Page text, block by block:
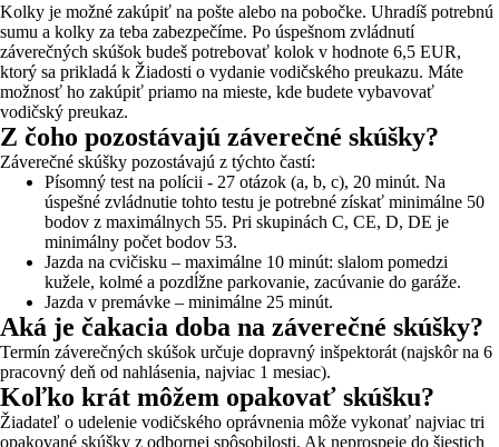
Kolky je možné zakúpiť na pošte alebo na pobočke. Uhradíš potrebnú
sumu a kolky za teba zabezpečíme. Po úspešnom zvládnutí
záverečných skúšok budeš potrebovať kolok v hodnote 6,5 EUR,
ktorý sa prikladá k Žiadosti o vydanie vodičského preukazu. Máte
možnosť ho zakúpiť priamo na mieste, kde budete vybavovať
vodičský preukaz.
Z čoho pozostávajú záverečné skúšky?
Záverečné skúšky pozostávajú z týchto častí:
Písomný test na polícii - 27 otázok (a, b, c), 20 minút. Na
úspešné zvládnutie tohto testu je potrebné získať minimálne 50
bodov z maximálnych 55. Pri skupinách C, CE, D, DE je
minimálny počet bodov 53.
Jazda na cvičisku – maximálne 10 minút: slalom pomedzi
kužele, kolmé a pozdĺžne parkovanie, zacúvanie do garáže.
Jazda v premávke – minimálne 25 minút.
Aká je čakacia doba na záverečné skúšky?
Termín záverečných skúšok určuje dopravný inšpektorát (najskôr na 6
pracovný deň od nahlásenia, najviac 1 mesiac).
Koľko krát môžem opakovať skúšku?
Žiadateľ o udelenie vodičského oprávnenia môže vykonať najviac tri
opakované skúšky z odbornej spôsobilosti. Ak neprospeje do šiestich